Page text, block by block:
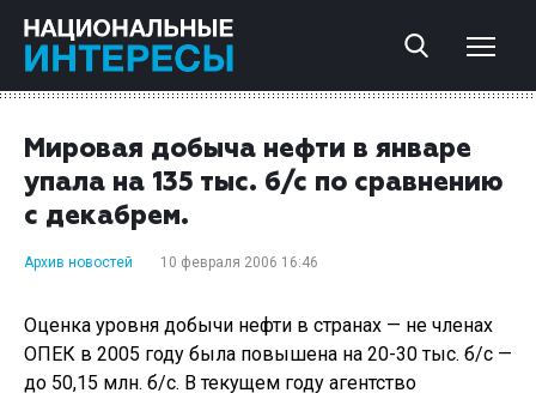
Мировая добыча нефти в январе
упала на 135 тыс. б/с по сравнению
с декабрем.
Архив новостей 10 февраля 2006 16:46
Оценка уровня добычи нефти в странах — не членах
ОПЕК в 2005 году была повышена на 20-30 тыс. б/с —
до 50,15 млн. б/с. В текущем году агентство